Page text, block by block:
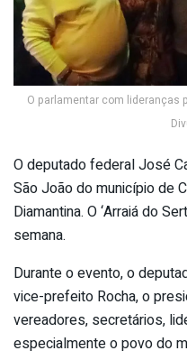
O parlamentar com lideranças
O deputado federal José
São João do município de
Diamantina. O ‘Arraiá do
semana.
Durante o evento, o
vice-prefeito Rocha, o
vereadores, secretários,
especialmente o povo do